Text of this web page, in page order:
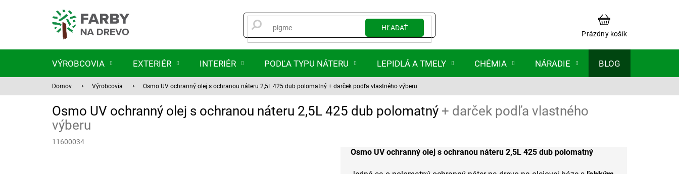
HĽADAŤ
NÁKUPNÝ
KOŠÍK
Prázdny košík
VÝROBCOVIA EXTERIÉR INTERIÉR PODĽA TYPU NÁTERU LEPIDLÁ A TMELY CHÉMIA NÁRADIE BLOG
Domov Výrobcovia Osmo UV ochranný olej s ochranou náteru 2,5L 425 dub polomatný + darček podľa vlastného výberu
Osmo UV ochranný olej s ochranou náteru 2,5L 425 dub polomatný + darček podľa vlastného
výberu
11600034
Osmo UV ochranný olej s ochranou náteru 2,5L 425 dub polomatný